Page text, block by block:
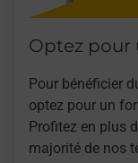
Optez pour
Pour bénéficier
optez pour un
Profitez en plus
majorité de nos